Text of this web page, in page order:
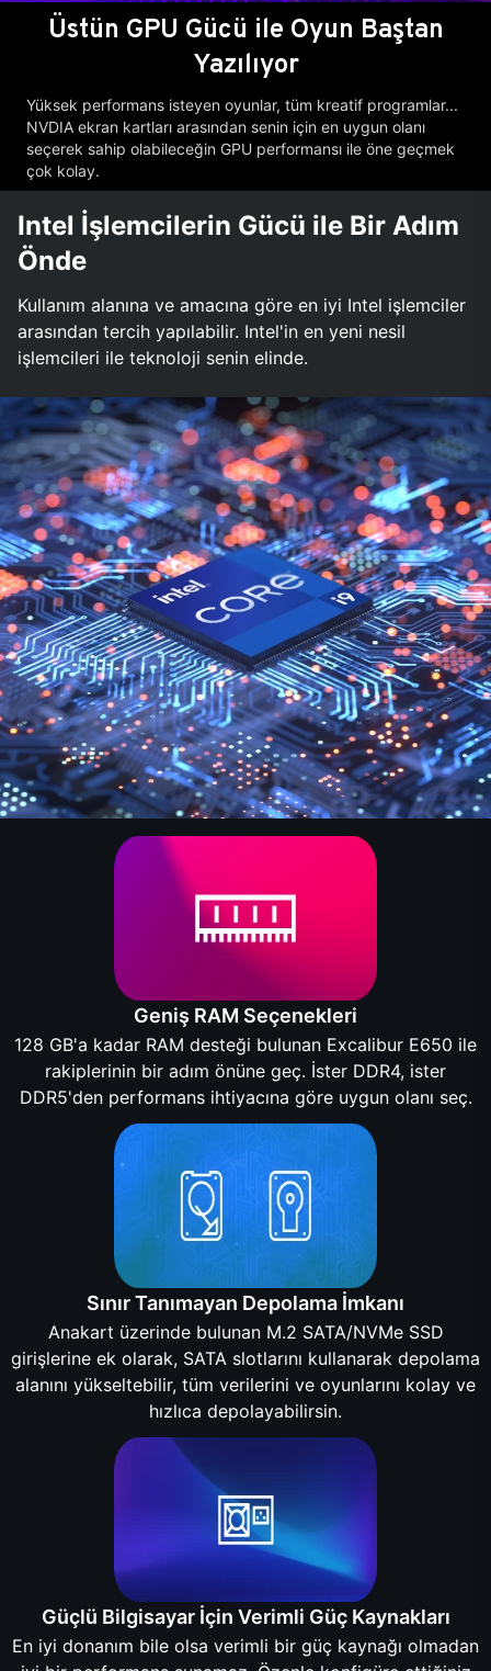
Üstün GPU Gücü ile Oyun Baştan
Yazılıyor
Yüksek performans isteyen oyunlar, tüm kreatif programlar...
NVDIA ekran kartları arasından senin için en uygun olanı
seçerek sahip olabileceğin GPU performansı ile öne geçmek
çok kolay.
Intel İşlemcilerin Gücü ile Bir Adım
Önde
Kullanım alanına ve amacına göre en iyi Intel işlemciler
arasından tercih yapılabilir. Intel'in en yeni nesil
işlemcileri ile teknoloji senin elinde.
Geniş RAM Seçenekleri
128 GB'a kadar RAM desteği bulunan Excalibur E650 ile
rakiplerinin bir adım önüne geç. İster DDR4, ister
DDR5'den performans ihtiyacına göre uygun olanı seç.
Sınır Tanımayan Depolama İmkanı
Anakart üzerinde bulunan M.2 SATA/NVMe SSD
girişlerine ek olarak, SATA slotlarını kullanarak depolama
alanını yükseltebilir, tüm verilerini ve oyunlarını kolay ve
hızlıca depolayabilirsin.
Güçlü Bilgisayar İçin Verimli Güç Kaynakları
En iyi donanım bile olsa verimli bir güç kaynağı olmadan